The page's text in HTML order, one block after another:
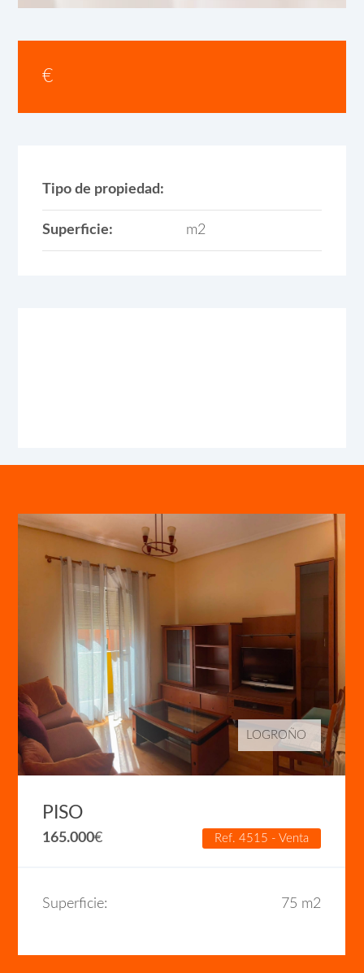
€
Tipo de propiedad:
Superficie: m2
LOGROÑO
PISO
165.000€ Ref. 4515 - Venta
Superficie: 75 m2